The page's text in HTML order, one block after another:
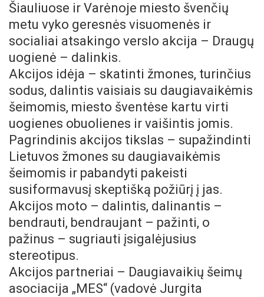
Šiauliuose ir Varėnoje miesto švenčių
metu vyko geresnės visuomenės ir
socialiai atsakingo verslo akcija – Draugų
uogienė – dalinkis.
Akcijos idėja – skatinti žmones, turinčius
sodus, dalintis vaisiais su daugiavaikėmis
šeimomis, miesto šventėse kartu virti
uogienes obuolienes ir vaišintis jomis.
Pagrindinis akcijos tikslas – supažindinti
Lietuvos žmones su daugiavaikėmis
šeimomis ir pabandyti pakeisti
susiformavusį skeptišką požiūrį į jas.
Akcijos moto – dalintis, dalinantis –
bendrauti, bendraujant – pažinti, o
pažinus – sugriauti įsigalėjusius
stereotipus.
Akcijos partneriai – Daugiavaikių šeimų
asociacija „MES“ (vadovė Jurgita